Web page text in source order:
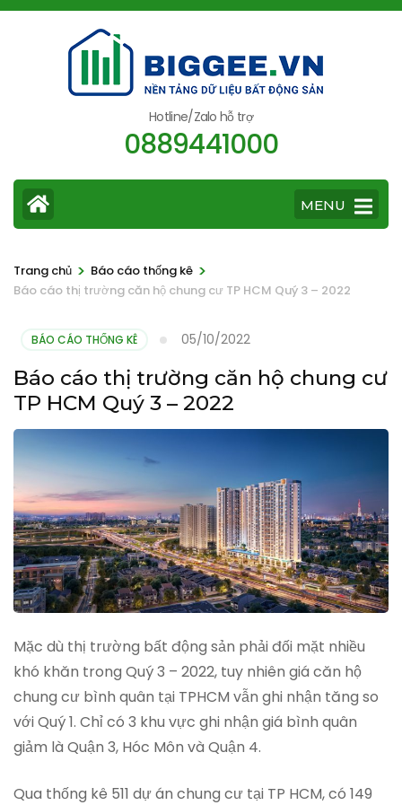
Bỏ
Enter)
Hotline/Zalo hỗ trợ
0889441000
MENU
Trang chủ > Báo cáo thống kê >
Báo cáo thị trường căn hộ chung cư TP HCM Quý 3 – 2022
BÁO CÁO THỐNG KÊ 05/10/2022
Báo cáo thị trường căn hộ chung cư
TP HCM Quý 3 – 2022
Mặc dù thị trường bất động sản phải đối mặt nhiều
khó khăn trong Quý 3 – 2022, tuy nhiên giá căn hộ
chung cư bình quân tại TPHCM vẫn ghi nhận tăng so
với Quý 1. Chỉ có 3 khu vực ghi nhận giá bình quân
giảm là Quận 3, Hóc Môn và Quận 4.
Qua thống kê 511 dự án chung cư tại TP HCM, có 149